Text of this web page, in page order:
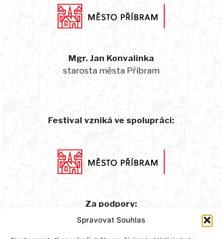
Spravovat Souhlas
Mgr. Jan Konvalinka
starosta města Příbram
Festival vzniká ve spolupráci:
Za podpory: